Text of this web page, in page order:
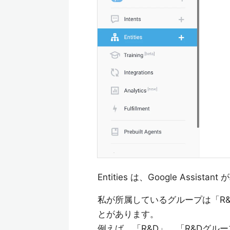
Entities は、Google Assistant
私が所属しているグループは「
とがあります。